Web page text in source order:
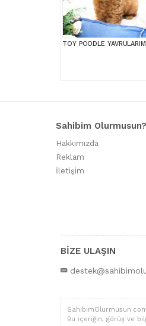
TOY POODLE YAVRULARIM
Sahibim Olurmusun?
Hakkımızda
Reklam
İletişim
BİZE ULAŞIN
Bu içeriğin, görüş ve